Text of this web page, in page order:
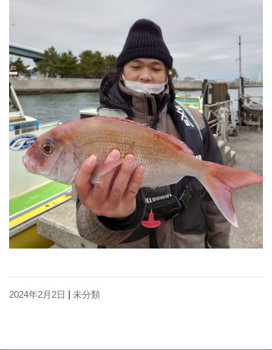
2024年2月2日 未分類